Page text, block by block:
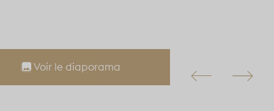
Voir le diaporama